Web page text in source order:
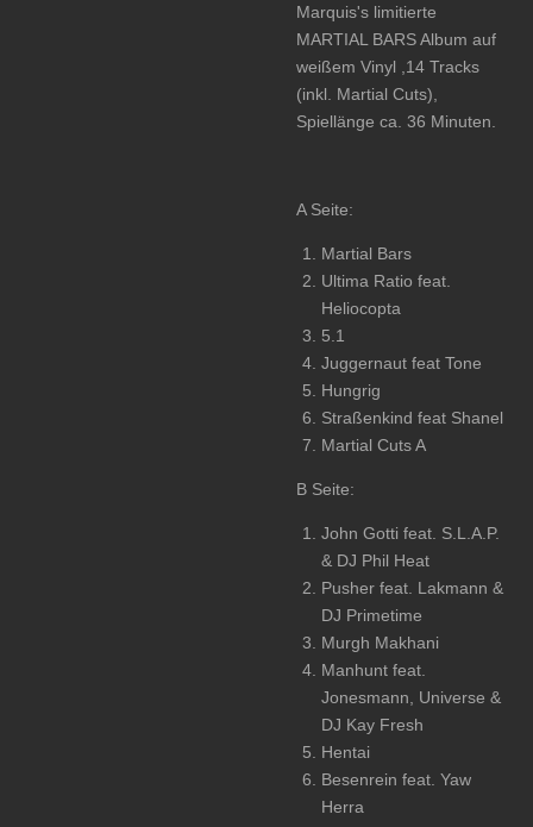
Marquis's limitierte
MARTIAL BARS Album auf
weißem Vinyl ,14 Tracks
(inkl. Martial Cuts),
Spiellänge ca. 36 Minuten.
A Seite:
Martial Bars
Ultima Ratio feat.
Heliocopta
5.1
Juggernaut feat Tone
Hungrig
Straßenkind feat Shanel
Martial Cuts A
B Seite:
John Gotti feat. S.L.A.P.
& DJ Phil Heat
Pusher feat. Lakmann &
DJ Primetime
Murgh Makhani
Manhunt feat.
Jonesmann, Universe &
DJ Kay Fresh
Hentai
Besenrein feat. Yaw
Herra